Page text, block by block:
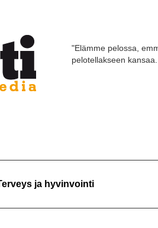
"Elämme pelossa,
pelotellakseen
ja hyvinvointi